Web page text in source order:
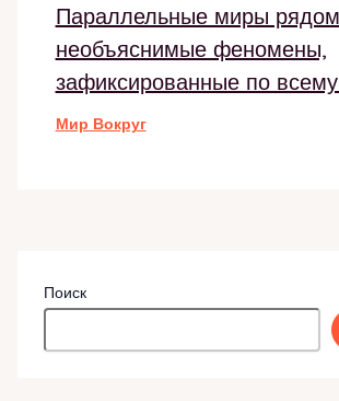
Параллельные миры
необъяснимые феномены,
зафиксированные по всему
Мир Вокруг
Поиск